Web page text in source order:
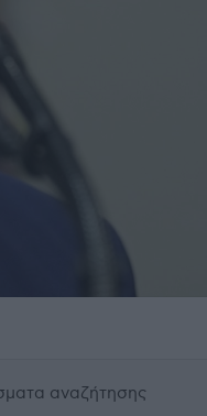
αναζήτησης